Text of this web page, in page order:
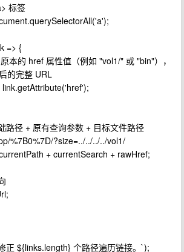
标签
=> {
本的 href 属性值（例如 "vol1/" 或 "bin"），
的完整 URL
路径 + 原有查询参数 + 目标文件路径
%7B0%7D/?size=../../../../vol1/
+ currentSearch + rawHref;
正 ${links.length} 个路径遍历链接。`);